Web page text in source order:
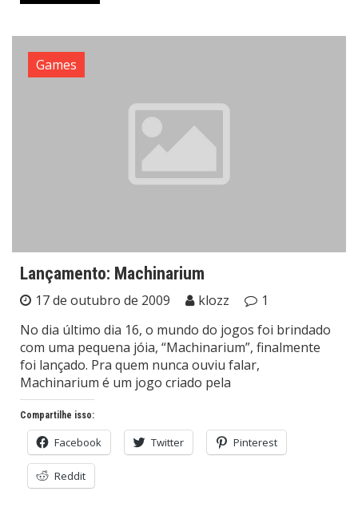
Games
Lançamento: Machinarium
17 de outubro de 2009 klozz
1
No dia último dia 16, o mundo do jogos foi brindado
com uma pequena jóia, “Machinarium”, finalmente
foi lançado. Pra quem nunca ouviu falar,
Machinarium é um jogo criado pela
Compartilhe isso:
Facebook Twitter Pinterest
Reddit